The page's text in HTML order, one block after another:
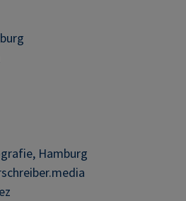
Hamburg